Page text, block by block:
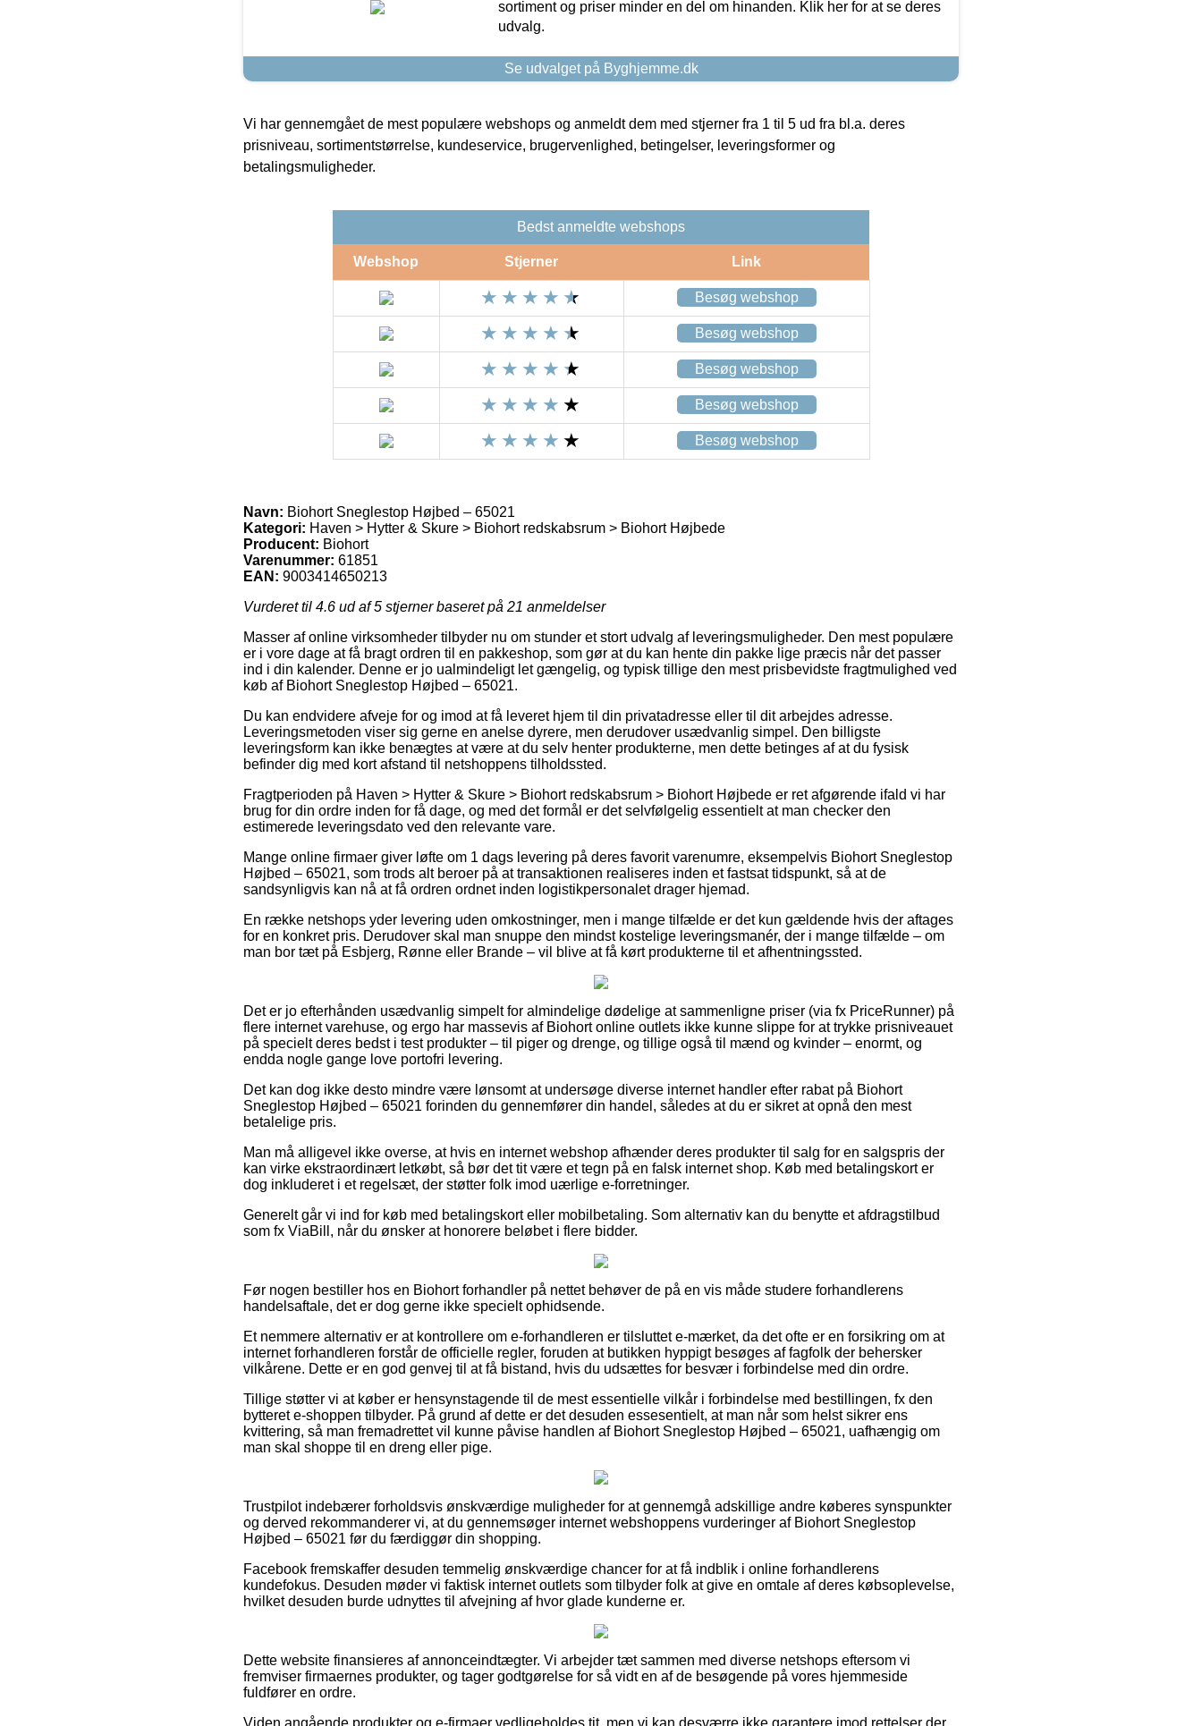
sortiment og priser minder en del om hinanden. Klik her for at se deres
udvalg.
Se udvalget på Byghjemme.dk
Vi har gennemgået de mest populære webshops og anmeldt dem med stjerner fra 1 til 5 ud fra bl.a. deres
prisniveau, sortimentstørrelse, kundeservice, brugervenlighed, betingelser, leveringsformer og
betalingsmuligheder.
Bedst anmeldte webshops
Webshop Stjerner Link
Besøg webshop
Besøg webshop
Besøg webshop
Besøg webshop
Besøg webshop
Navn: Biohort Sneglestop Højbed – 65021
Kategori: Haven > Hytter & Skure > Biohort redskabsrum > Biohort Højbede
Producent: Biohort
Varenummer: 61851
EAN: 9003414650213
Vurderet til 4.6 ud af 5 stjerner baseret på 21 anmeldelser
Masser af online virksomheder tilbyder nu om stunder et stort udvalg af leveringsmuligheder. Den mest populære
er i vore dage at få bragt ordren til en pakkeshop, som gør at du kan hente din pakke lige præcis når det passer
ind i din kalender. Denne er jo ualmindeligt let gængelig, og typisk tillige den mest prisbevidste fragtmulighed ved
køb af Biohort Sneglestop Højbed – 65021.
Du kan endvidere afveje for og imod at få leveret hjem til din privatadresse eller til dit arbejdes adresse.
Leveringsmetoden viser sig gerne en anelse dyrere, men derudover usædvanlig simpel. Den billigste
leveringsform kan ikke benægtes at være at du selv henter produkterne, men dette betinges af at du fysisk
befinder dig med kort afstand til netshoppens tilholdssted.
Fragtperioden på Haven > Hytter & Skure > Biohort redskabsrum > Biohort Højbede er ret afgørende ifald vi har
brug for din ordre inden for få dage, og med det formål er det selvfølgelig essentielt at man checker den
estimerede leveringsdato ved den relevante vare.
Mange online firmaer giver løfte om 1 dags levering på deres favorit varenumre, eksempelvis Biohort Sneglestop
Højbed – 65021, som trods alt beroer på at transaktionen realiseres inden et fastsat tidspunkt, så at de
sandsynligvis kan nå at få ordren ordnet inden logistikpersonalet drager hjemad.
En række netshops yder levering uden omkostninger, men i mange tilfælde er det kun gældende hvis der aftages
for en konkret pris. Derudover skal man snuppe den mindst kostelige leveringsmanér, der i mange tilfælde – om
man bor tæt på Esbjerg, Rønne eller Brande – vil blive at få kørt produkterne til et afhentningssted.
Det er jo efterhånden usædvanlig simpelt for almindelige dødelige at sammenligne priser (via fx PriceRunner) på
flere internet varehuse, og ergo har massevis af Biohort online outlets ikke kunne slippe for at trykke prisniveauet
på specielt deres bedst i test produkter – til piger og drenge, og tillige også til mænd og kvinder – enormt, og
endda nogle gange love portofri levering.
Det kan dog ikke desto mindre være lønsomt at undersøge diverse internet handler efter rabat på Biohort
Sneglestop Højbed – 65021 forinden du gennemfører din handel, således at du er sikret at opnå den mest
betalelige pris.
Man må alligevel ikke overse, at hvis en internet webshop afhænder deres produkter til salg for en salgspris der
kan virke ekstraordinært letkøbt, så bør det tit være et tegn på en falsk internet shop. Køb med betalingskort er
dog inkluderet i et regelsæt, der støtter folk imod uærlige e-forretninger.
Generelt går vi ind for køb med betalingskort eller mobilbetaling. Som alternativ kan du benytte et afdragstilbud
som fx ViaBill, når du ønsker at honorere beløbet i flere bidder.
Før nogen bestiller hos en Biohort forhandler på nettet behøver de på en vis måde studere forhandlerens
handelsaftale, det er dog gerne ikke specielt ophidsende.
Et nemmere alternativ er at kontrollere om e-forhandleren er tilsluttet e-mærket, da det ofte er en forsikring om at
internet forhandleren forstår de officielle regler, foruden at butikken hyppigt besøges af fagfolk der behersker
vilkårene. Dette er en god genvej til at få bistand, hvis du udsættes for besvær i forbindelse med din ordre.
Tillige støtter vi at køber er hensynstagende til de mest essentielle vilkår i forbindelse med bestillingen, fx den
bytteret e-shoppen tilbyder. På grund af dette er det desuden essesentielt, at man når som helst sikrer ens
kvittering, så man fremadrettet vil kunne påvise handlen af Biohort Sneglestop Højbed – 65021, uafhængig om
man skal shoppe til en dreng eller pige.
Trustpilot indebærer forholdsvis ønskværdige muligheder for at gennemgå adskillige andre køberes synspunkter
og derved rekommanderer vi, at du gennemsøger internet webshoppens vurderinger af Biohort Sneglestop
Højbed – 65021 før du færdiggør din shopping.
Facebook fremskaffer desuden temmelig ønskværdige chancer for at få indblik i online forhandlerens
kundefokus. Desuden møder vi faktisk internet outlets som tilbyder folk at give en omtale af deres købsoplevelse,
hvilket desuden burde udnyttes til afvejning af hvor glade kunderne er.
Dette website finansieres af annonceindtægter. Vi arbejder tæt sammen med diverse netshops eftersom vi
fremviser firmaernes produkter, og tager godtgørelse for så vidt en af de besøgende på vores hjemmeside
fuldfører en ordre.
Viden angående produkter og e-firmaer vedligeholdes tit, men vi kan desværre ikke garantere imod rettelser der